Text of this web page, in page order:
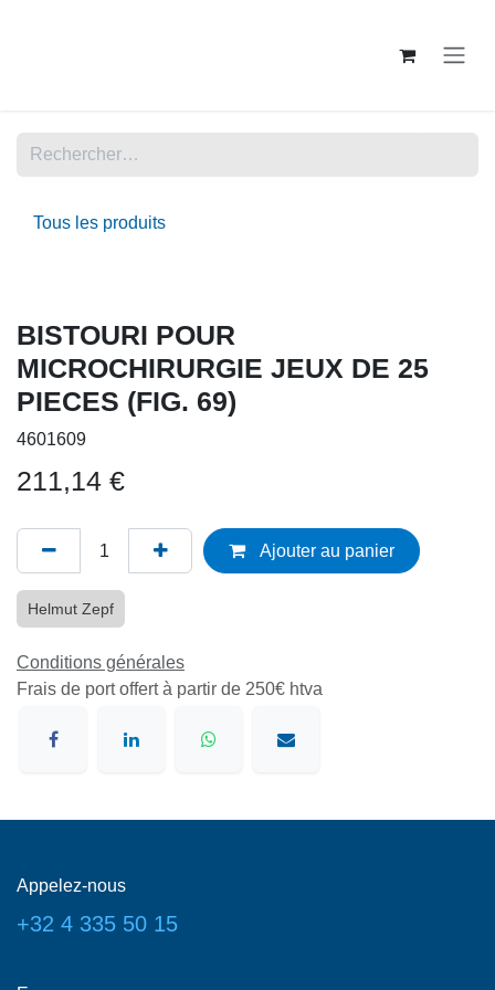
Tous les produits
BISTOURI POUR
MICROCHIRURGIE JEUX DE 25
PIECES (FIG. 69)
4601609
211,14 €
Ajouter au panier
Helmut Zepf
Conditions générales
Frais de port offert à partir de 250€ htva
Appelez-nous
+32 4 335 50 15